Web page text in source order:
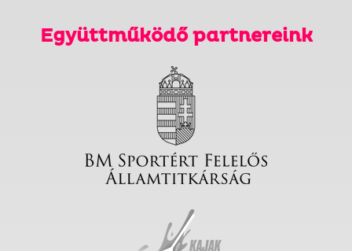
Együttműködő partnereink